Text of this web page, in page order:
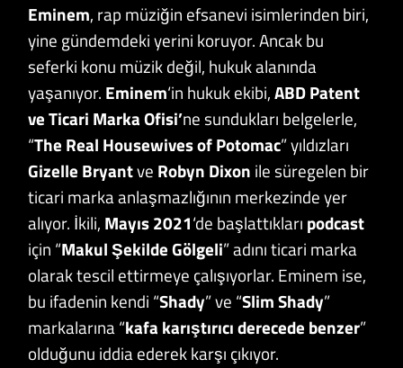
Eminem, rap müziğin efsanevi isimlerinden biri,
yine gündemdeki yerini koruyor. Ancak bu
seferki konu müzik değil, hukuk alanında
yaşanıyor. Eminem‘in hukuk ekibi,ABD Patent
ve Ticari Marka Ofisi’ne sundukları belgelerle,
“The Real Housewives of Potomac” yıldızları
Gizelle Bryantve Robyn Dixon ile süregelen bir
ticari marka anlaşmazlığının merkezinde yer
alıyor. İkili, Mayıs 2021‘de başlattıkları podcast
için “Makul Şekilde Gölgeli” adını ticari marka
olarak tescil ettirmeye çalışıyorlar. Eminem ise,
bu ifadenin kendi “Shady” ve “Slim Shady”
markalarına “kafa karıştırıcı derecede benzer”
olduğunu iddia ederek karşı çıkıyor.